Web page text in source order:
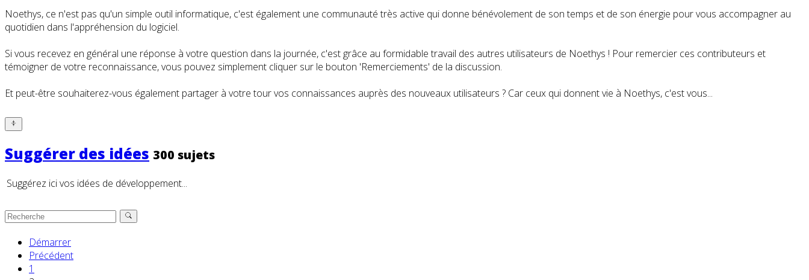
Noethys, ce n'est pas qu'un simple outil informatique, c'est également une communauté très active qui donne bénévolement de son temps et de son énergie pour vous accompagner au
quotidien dans l'appréhension du logiciel.
Si vous recevez en général une réponse à votre question dans la journée, c'est grâce au formidable travail des autres utilisateurs de Noethys ! Pour remercier ces contributeurs et
témoigner de votre reconnaissance, vous pouvez simplement cliquer sur le bouton 'Remerciements' de la discussion.
Et peut-être souhaiterez-vous également partager à votre tour vos connaissances auprès des nouveaux utilisateurs ? Car ceux qui donnent vie à Noethys, c'est vous...
Suggérer des idées 300 sujets
Suggérez ici vos idées de développement...
Démarrer
Précédent
1